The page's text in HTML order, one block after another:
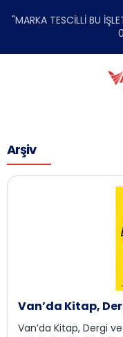
"MARKA TESCİLLİ BU
Arşiv
Van’da Kitap,
Van’da Kitap, Dergi